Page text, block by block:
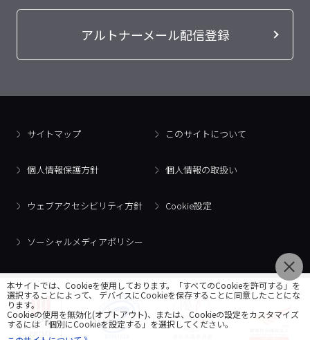
アルトナーメール配信登録
サイトマップ このサイトについて
個人情報保護方針 個人情報の取扱い
ウェブアクセシビリティ方針 Cookie設定
ソーシャルメディアポリシー
本サイトでは、Cookieを使用しております。「すべてのCookieを許可する」を
選択することによって、 デバイスにCookieを保存することに同意したことにな
ります。
Cookieの使用を無効化(オプトアウト)、または、Cookieの設定をカスタマイズ
するには「個別にCookieを設定する」を選択してください。